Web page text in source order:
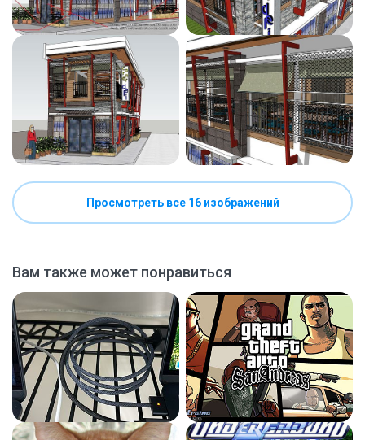
Просмотреть все 16 изображений
Вам также может понравиться